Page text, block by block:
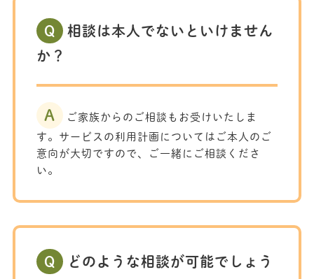
Q
相談は本人でないといけません
か？
A
ご家族からのご相談もお受けいたしま
す。サービスの利用計画についてはご本人のご
意向が大切ですので、ご一緒にご相談くださ
い。
Q
どのような相談が可能でしょう